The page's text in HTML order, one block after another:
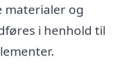
materialer og
i henhold til